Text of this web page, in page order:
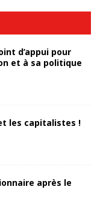
d’appui pour
et à sa politique
les capitalistes !
après le